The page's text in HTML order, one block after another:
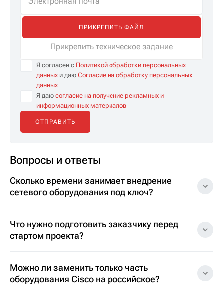
ПРИКРЕПИТЬ ФАЙЛ
Прикрепить техническое задание
Я согласен с Политикой обработки персональных
данных и даю Согласие на обработку персональных
данных
Я даю согласие на получение рекламных и
информационных материалов
Вопросы и ответы
Сколько времени занимает внедрение
сетевого оборудования под ключ?
Что нужно подготовить заказчику перед
стартом проекта?
Можно ли заменить только часть
оборудования Cisco на российское?